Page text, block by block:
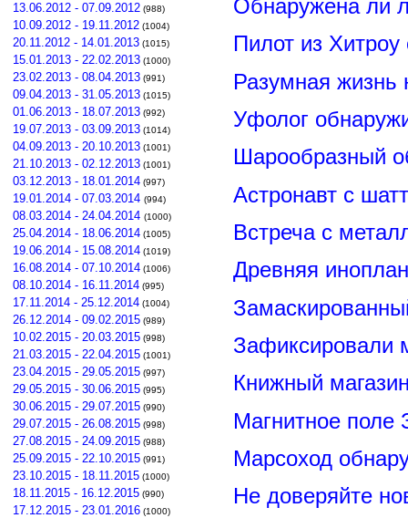
13.06.2012 - 07.09.2012 (988)
10.09.2012 - 19.11.2012 (1004)
20.11.2012 - 14.01.2013 (1015)
15.01.2013 - 22.02.2013 (1000)
23.02.2013 - 08.04.2013 (991)
09.04.2013 - 31.05.2013 (1015)
01.06.2013 - 18.07.2013 (992)
19.07.2013 - 03.09.2013 (1014)
04.09.2013 - 20.10.2013 (1001)
21.10.2013 - 02.12.2013 (1001)
03.12.2013 - 18.01.2014 (997)
19.01.2014 - 07.03.2014 (994)
08.03.2014 - 24.04.2014 (1000)
25.04.2014 - 18.06.2014 (1005)
19.06.2014 - 15.08.2014 (1019)
16.08.2014 - 07.10.2014 (1006)
08.10.2014 - 16.11.2014 (995)
17.11.2014 - 25.12.2014 (1004)
26.12.2014 - 09.02.2015 (989)
10.02.2015 - 20.03.2015 (998)
21.03.2015 - 22.04.2015 (1001)
23.04.2015 - 29.05.2015 (997)
29.05.2015 - 30.06.2015 (995)
30.06.2015 - 29.07.2015 (990)
29.07.2015 - 26.08.2015 (998)
27.08.2015 - 24.09.2015 (988)
25.09.2015 - 22.10.2015 (991)
23.10.2015 - 18.11.2015 (1000)
18.11.2015 - 16.12.2015 (990)
17.12.2015 - 23.01.2016 (1000)
Обнаружена ли
Пилот из
Разумная
Уфолог
Шарообразный
Астронавт с
Встреча с
Древняя
Зафиксировали
Книжный
Магнитное поле
Марсоход
Не доверяйте